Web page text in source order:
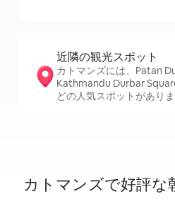
近隣の観光ス⁠ポ⁠ッ⁠ト
カトマンズには、Patan
Kathmandu Durbar
どの人気スポットがあり
カトマンズで好評な